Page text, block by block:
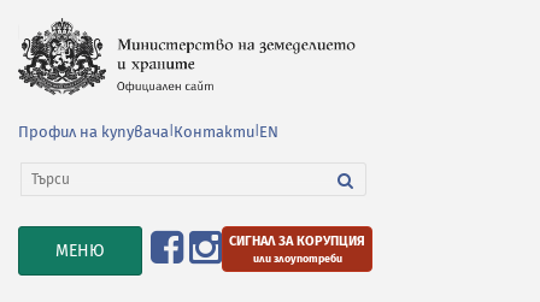
Профил на купувача Контакти EN
TOGGLE
NAVIGATION
МЕНЮ СИГНАЛ ЗА КОРУПЦИЯ
или злоупотреби